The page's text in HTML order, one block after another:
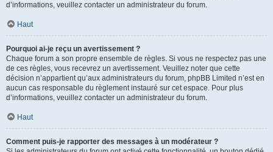
d’informations, veuillez contacter un administrateur du forum.
Haut
Pourquoi ai-je reçu un avertissement ?
Chaque forum a son propre ensemble de règles. Si vous ne respectez pas une
de ces règles, vous recevrez un avertissement. Veuillez noter que cette
décision n’appartient qu’aux administrateurs du forum, phpBB Limited n’est en
aucun cas responsable du règlement instauré sur cet espace. Pour plus
d’informations, veuillez contacter un administrateur du forum.
Haut
Comment puis-je rapporter des messages à un modérateur ?